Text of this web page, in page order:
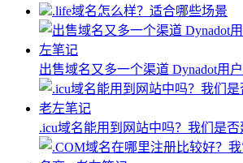
.life域名怎么样？适合哪些场景
出售域名又多一个渠道 Dynadot用
.icu域名能用到网站中吗？我们是否